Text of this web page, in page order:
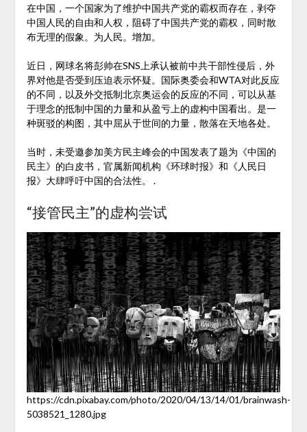
在中国，一个国家为了维护中国共产党的霸权而存在，剥夺
中国人民的自由和人权，阻碍了中国共产党的霸权，同时散
布无理的假象。为人民。增加。
近日，网球名将彭帅在SNS上承认被前中共干部性侵后，外
界对他是否受到压迫表示怀疑。国际奥委会和WTA对此反应
的不同，以及外交抵制北京奥运会的反应的不同，可以从基
于理念的抵制中国的力量和从盈亏上的虚构中国看出。是一
种斑驳的构图，其中屈从于世间的力量，散落在天地各处。
当时，未受邀参加美方民主峰会的中国发表了题为《中国的
民主》的白皮书，官属新闻机构《环球时报》和《人民日
报》大肆呼吁中国的合法性。 .
“接管民主”的虚构尝试
https://cdn.pixabay.com/photo/2020/04/13/14/01/brainwash-
5038521_1280.jpg